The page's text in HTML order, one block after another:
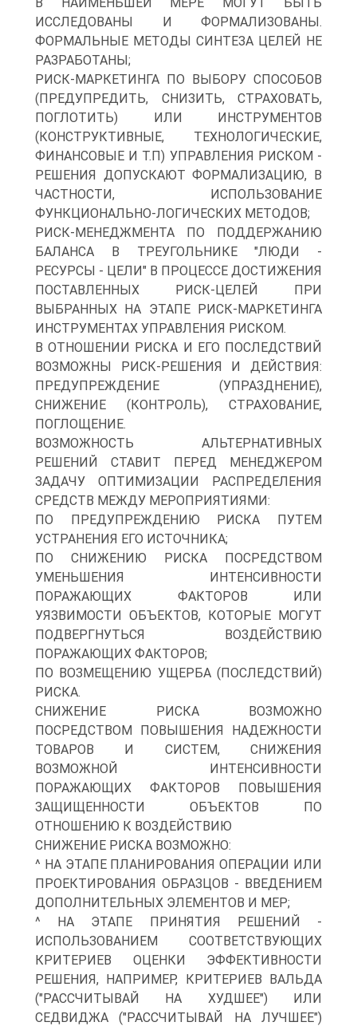
ИССЛЕДОВАНЫ И ФОРМАЛИЗОВАНЫ.
ФОРМАЛЬНЫЕ МЕТОДЫ СИНТЕЗА ЦЕЛЕЙ НЕ
РАЗРАБОТАНЫ;
РИСК-МАРКЕТИНГА ПО ВЫБОРУ СПОСОБОВ
(ПРЕДУПРЕДИТЬ, СНИЗИТЬ, СТРАХОВАТЬ,
ПОГЛОТИТЬ) ИЛИ ИНСТРУМЕНТОВ
(КОНСТРУКТИВНЫЕ, ТЕХНОЛОГИЧЕСКИЕ,
ФИНАНСОВЫЕ И Т.П) УПРАВЛЕНИЯ РИСКОМ -
РЕШЕНИЯ ДОПУСКАЮТ ФОРМАЛИЗАЦИЮ, В
ЧАСТНОСТИ, ИСПОЛЬЗОВАНИЕ
ФУНКЦИОНАЛЬНО-ЛОГИЧЕСКИХ МЕТОДОВ;
РИСК-МЕНЕДЖМЕНТА ПО ПОДДЕРЖАНИЮ
БАЛАНСА В ТРЕУГОЛЬНИКЕ "ЛЮДИ -
РЕСУРСЫ - ЦЕЛИ" В ПРОЦЕССЕ ДОСТИЖЕНИЯ
ПОСТАВЛЕННЫХ РИСК-ЦЕЛЕЙ ПРИ
ВЫБРАННЫХ НА ЭТАПЕ РИСК-МАРКЕТИНГА
ИНСТРУМЕНТАХ УПРАВЛЕНИЯ РИСКОМ.
В ОТНОШЕНИИ РИСКА И ЕГО ПОСЛЕДСТВИЙ
ВОЗМОЖНЫ РИСК-РЕШЕНИЯ И ДЕЙСТВИЯ:
ПРЕДУПРЕЖДЕНИЕ (УПРАЗДНЕНИЕ),
СНИЖЕНИЕ (КОНТРОЛЬ), СТРАХОВАНИЕ,
ПОГЛОЩЕНИЕ.
ВОЗМОЖНОСТЬ АЛЬТЕРНАТИВНЫХ
РЕШЕНИЙ СТАВИТ ПЕРЕД МЕНЕДЖЕРОМ
ЗАДАЧУ ОПТИМИЗАЦИИ РАСПРЕДЕЛЕНИЯ
СРЕДСТВ МЕЖДУ МЕРОПРИЯТИЯМИ:
ПО ПРЕДУПРЕЖДЕНИЮ РИСКА ПУТЕМ
УСТРАНЕНИЯ ЕГО ИСТОЧНИКА;
ПО СНИЖЕНИЮ РИСКА ПОСРЕДСТВОМ
УМЕНЬШЕНИЯ ИНТЕНСИВНОСТИ
ПОРАЖАЮЩИХ ФАКТОРОВ ИЛИ
УЯЗВИМОСТИ ОБЪЕКТОВ, КОТОРЫЕ МОГУТ
ПОДВЕРГНУТЬСЯ ВОЗДЕЙСТВИЮ
ПОРАЖАЮЩИХ ФАКТОРОВ;
ПО ВОЗМЕЩЕНИЮ УЩЕРБА (ПОСЛЕДСТВИЙ)
РИСКА.
СНИЖЕНИЕ РИСКА ВОЗМОЖНО
ПОСРЕДСТВОМ ПОВЫШЕНИЯ НАДЕЖНОСТИ
ТОВАРОВ И СИСТЕМ, СНИЖЕНИЯ
ВОЗМОЖНОЙ ИНТЕНСИВНОСТИ
ПОРАЖАЮЩИХ ФАКТОРОВ ПОВЫШЕНИЯ
ЗАЩИЩЕННОСТИ ОБЪЕКТОВ ПО
ОТНОШЕНИЮ К ВОЗДЕЙСТВИЮ
СНИЖЕНИЕ РИСКА ВОЗМОЖНО:
^ НА ЭТАПЕ ПЛАНИРОВАНИЯ ОПЕРАЦИИ ИЛИ
ПРОЕКТИРОВАНИЯ ОБРАЗЦОВ - ВВЕДЕНИЕМ
ДОПОЛНИТЕЛЬНЫХ ЭЛЕМЕНТОВ И МЕР;
^ НА ЭТАПЕ ПРИНЯТИЯ РЕШЕНИЙ -
ИСПОЛЬЗОВАНИЕМ СООТВЕТСТВУЮЩИХ
КРИТЕРИЕВ ОЦЕНКИ ЭФФЕКТИВНОСТИ
РЕШЕНИЯ, НАПРИМЕР, КРИТЕРИЕВ ВАЛЬДА
("РАССЧИТЫВАЙ НА ХУДШЕЕ") ИЛИ
СЕДВИДЖА ("РАССЧИТЫВАЙ НА ЛУЧШЕЕ")